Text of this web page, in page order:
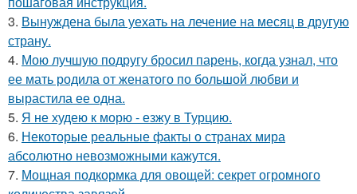
3. Вынуждена была уехать на лечение на месяц в другую
страну.
4. Мою лучшую подругу бросил парень, когда узнал, что
ее мать родила от женатого по большой любви и
вырастила ее одна.
5. Я не худею к морю - езжу в Турцию.
6. Некоторые реальные факты о странах мира
абсолютно невозможными кажутся.
7. Мощная подкормка для овощей: секрет огромного